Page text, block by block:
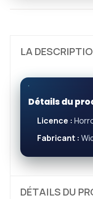
LA
Détails du
Licence :
Fabricant :
DÉTAILS DU